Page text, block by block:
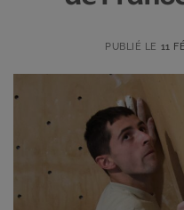
PUBLIÉ LE 11